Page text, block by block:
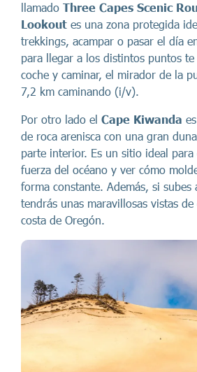
llamado Three Capes Scenic
Lookout es una zona protegida
trekkings, acampar o pasar el día
para llegar a los distintos puntos
coche y caminar, el mirador de la
7,2 km caminando (i/v).
Por otro lado el Cape Kiwanda
de roca arenisca con una gran
parte interior. Es un sitio ideal
fuerza del océano y ver cómo
forma constante. Además, si
tendrás unas maravillosas vistas
costa de Oregón.